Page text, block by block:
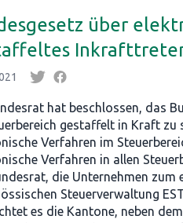
über
hat beschlossen, das
gestaffelt in Kraft zu
Verfahren im
Verfahren in allen
die Unternehmen
Steuerverwaltung
es die Kantone, neben